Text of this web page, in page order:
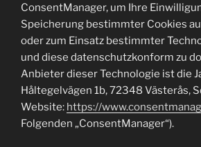
ConsentManager, um Ihre
Speicherung bestimmter Cookies
oder zum Einsatz bestimmter
und diese datenschutzkonform zu
Anbieter dieser Technologie ist die
Håltegelvägen 1b, 72348 Västerås,
Website: https://
Folgenden „ConsentManager“).